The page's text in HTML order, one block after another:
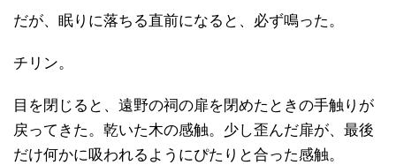
だが、眠りに落ちる直前になると、必ず鳴った。
チリン。
目を閉じると、遠野の祠の扉を閉めたときの手触りが
戻ってきた。乾いた木の感触。少し歪んだ扉が、最後
だけ何かに吸われるようにぴたりと合った感触。